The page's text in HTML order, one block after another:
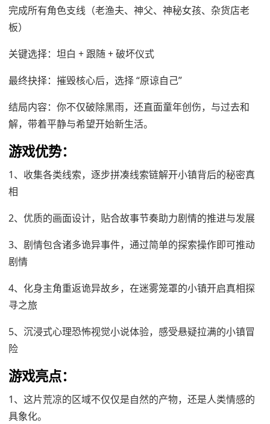
完成所有角色支线（老渔夫、神父、神秘女孩、杂货店老
板）
关键选择：坦白 + 跟随 + 破坏仪式
最终抉择：摧毁核心后，选择 “原谅自己”
结局内容：你不仅破除黑雨，还直面童年创伤，与过去和
解，带着平静与希望开始新生活。
游戏优势：
1、收集各类线索，逐步拼凑线索链解开小镇背后的秘密真
相
2、优质的画面设计，贴合故事节奏助力剧情的推进与发展
3、剧情包含诸多诡异事件，通过简单的探索操作即可推动
剧情
4、化身主角重返诡异故乡，在迷雾笼罩的小镇开启真相探
寻之旅
5、沉浸式心理恐怖视觉小说体验，感受悬疑拉满的小镇冒
险
游戏亮点：
1、这片荒凉的区域不仅仅是自然的产物，还是人类情感的
具象化。